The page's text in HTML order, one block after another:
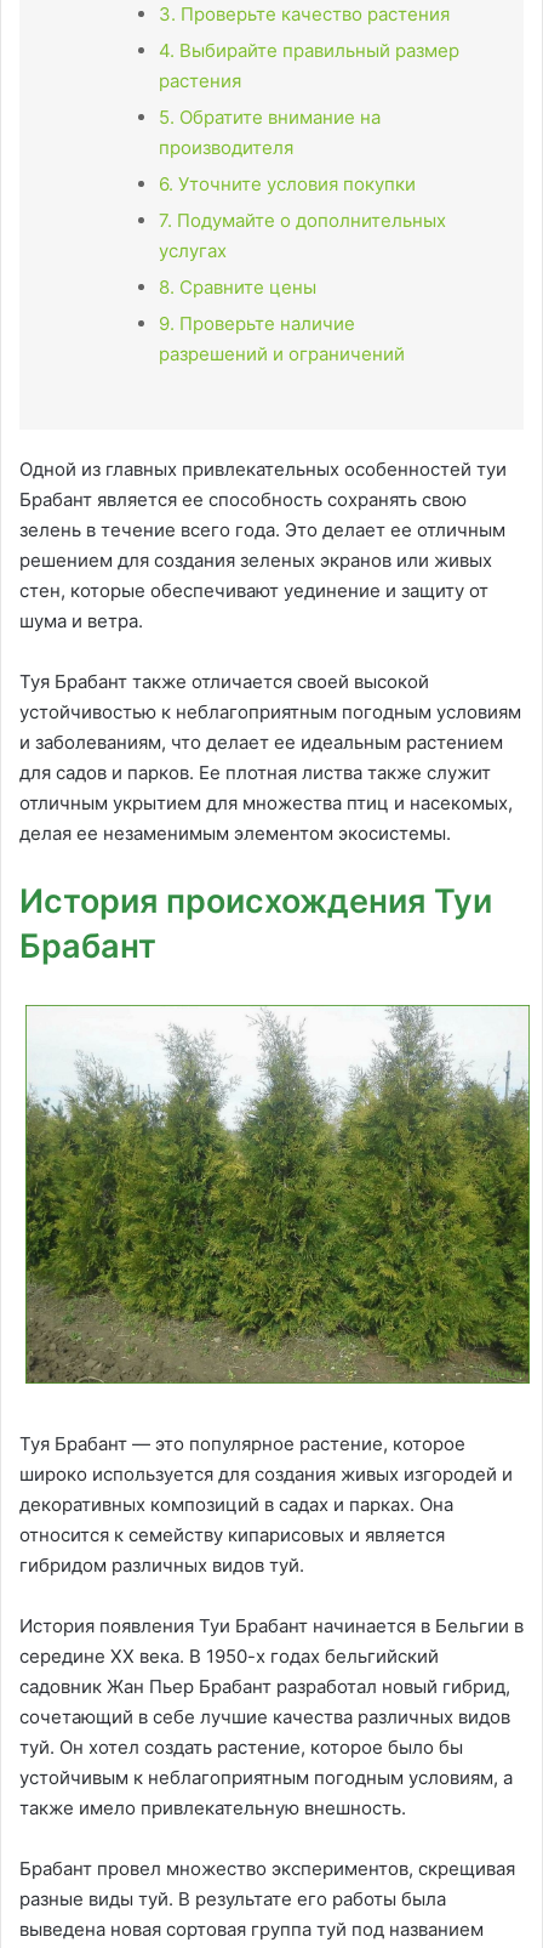
3. Проверьте качество растения
4. Выбирайте правильный размер
растения
5. Обратите внимание на
производителя
6. Уточните условия покупки
7. Подумайте о дополнительных
услугах
8. Сравните цены
9. Проверьте наличие
разрешений и ограничений
Одной из главных привлекательных особенностей туи
Брабант является ее способность сохранять свою
зелень в течение всего года. Это делает ее отличным
решением для создания зеленых экранов или живых
стен, которые обеспечивают уединение и защиту от
шума и ветра.
Туя Брабант также отличается своей высокой
устойчивостью к неблагоприятным погодным условиям
и заболеваниям, что делает ее идеальным растением
для садов и парков. Ее плотная листва также служит
отличным укрытием для множества птиц и насекомых,
делая ее незаменимым элементом экосистемы.
История происхождения Туи
Брабант
Туя Брабант — это популярное растение, которое
широко используется для создания живых изгородей и
декоративных композиций в садах и парках. Она
относится к семейству кипарисовых и является
гибридом различных видов туй.
История появления Туи Брабант начинается в Бельгии в
середине XX века. В 1950-х годах бельгийский
садовник Жан Пьер Брабант разработал новый гибрид,
сочетающий в себе лучшие качества различных видов
туй. Он хотел создать растение, которое было бы
устойчивым к неблагоприятным погодным условиям, а
также имело привлекательную внешность.
Брабант провел множество экспериментов, скрещивая
разные виды туй. В результате его работы была
выведена новая сортовая группа туй под названием